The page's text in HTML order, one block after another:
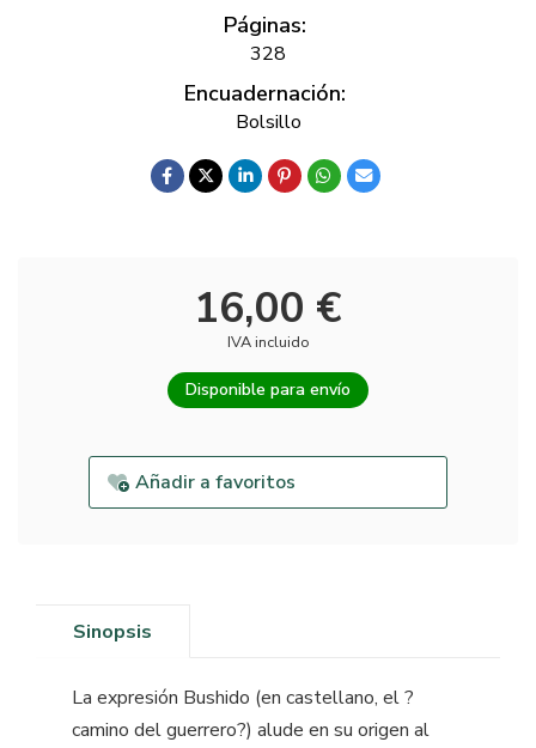
Páginas:
328
Encuadernación:
Bolsillo
16,00 €
IVA incluido
Disponible para envío
Añadir a favoritos
Sinopsis
La expresión Bushido (en castellano, el ?
camino del guerrero?) alude en su origen al